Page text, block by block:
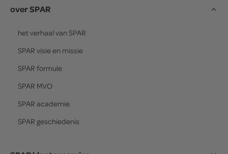
over SPAR
het verhaal van SPAR
SPAR visie en missie
SPAR formule
SPAR MVO
SPAR academie
SPAR geschiedenis